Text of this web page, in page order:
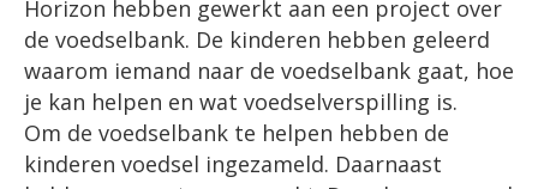
Horizon hebben gewerkt aan een project over
de voedselbank. De kinderen hebben geleerd
waarom iemand naar de voedselbank gaat, hoe
je kan helpen en wat voedselverspilling is.
Om de voedselbank te helpen hebben de
kinderen voedsel ingezameld. Daarnaast